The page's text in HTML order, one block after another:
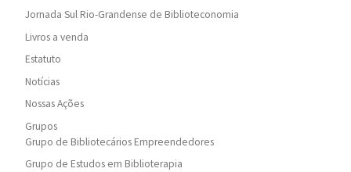
Jornada Sul Rio-Grandense de Biblioteconomia
Livros a venda
Estatuto
Notícias
Nossas Ações
Grupos
Grupo de Bibliotecários Empreendedores
Grupo de Estudos em Biblioterapia